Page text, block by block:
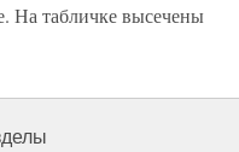
На табличке высечены